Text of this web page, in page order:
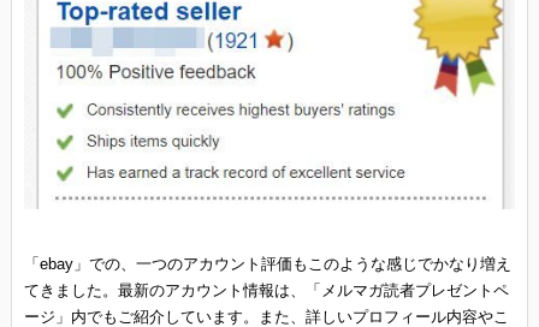
「ebay」での、一つのアカウント評価もこのような感じでかなり増え
てきました。最新のアカウント情報は、「メルマガ読者プレゼントペ
ージ」内でもご紹介しています。また、詳しいプロフィール内容やこ